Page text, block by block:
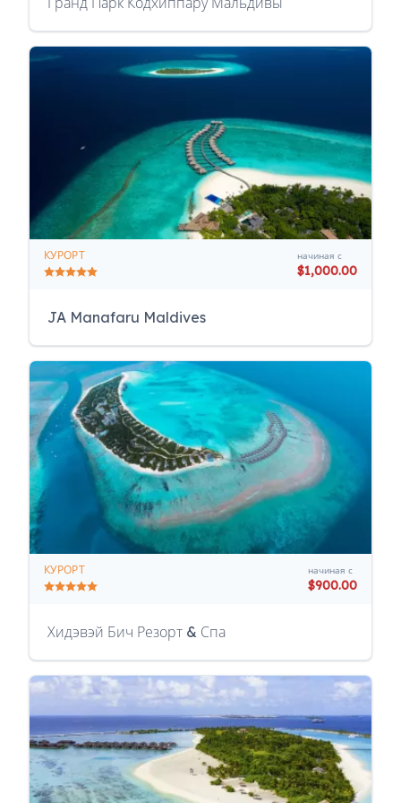
КУРОРТ начиная с
$1,000.00
JA Manafaru Maldives
КУРОРТ начиная с
$900.00
Хидэвэй Бич Резорт & Спа